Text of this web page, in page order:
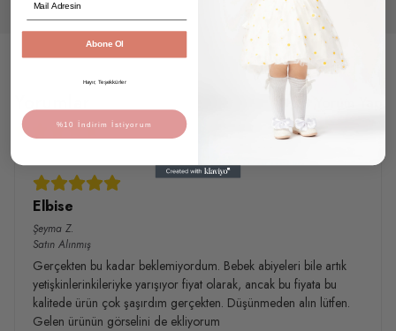
91 değerlendirmeye göre
Elbise
Şeyma Z.
Satın Alınmış
Gerçekten bu kadar beklemiyordum. Bebek abiyeleri bile artık
yetişkinlerinkileriyke yarışıyor fiyat olarak, ancak bu fiyata bu
kalitede ürün çok şaşırdım gerçekten. Düşünmeden alın lütfen.
Gelen ürünün görselini de ekliyorum
Abone Ol
Hayır, Teşekkürler
%10 İndirim İstiyorum